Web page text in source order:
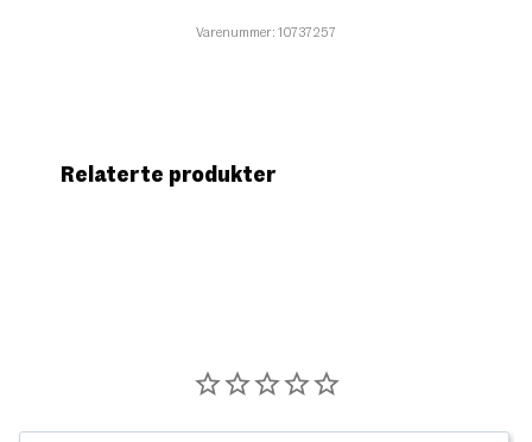
Varenummer: 10737257
Relaterte produkter